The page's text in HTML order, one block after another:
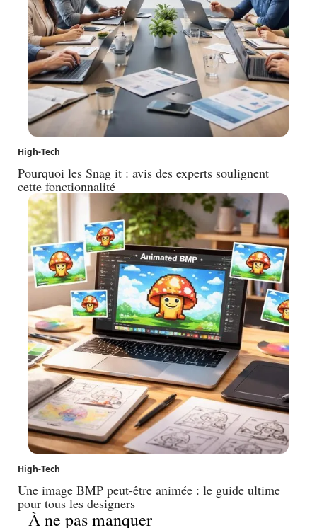
High-Tech
Pourquoi les Snag it : avis des experts soulignent
cette fonctionnalité
High-Tech
Une image BMP peut-être animée : le guide ultime
pour tous les designers
À ne pas manquer